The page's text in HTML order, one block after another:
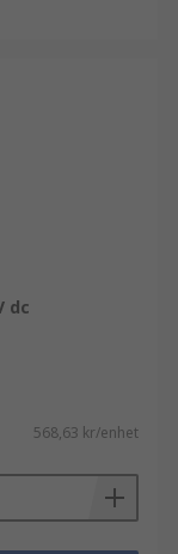
dc
568,63 kr/enhet